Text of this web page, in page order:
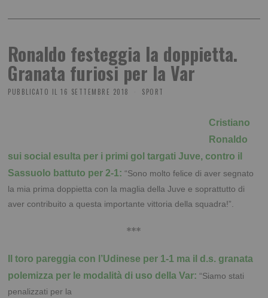
Ronaldo festeggia la doppietta.
Granata furiosi per la Var
PUBBLICATO IL 16 SETTEMBRE 2018 SPORT
Cristiano
Ronaldo
sui social esulta per i primi gol targati Juve, contro il
Sassuolo battuto per 2-1:“Sono molto felice di aver segnato
la mia prima doppietta con la maglia della Juve e soprattutto di
aver contribuito a questa importante vittoria della squadra!”.
***
Il toro pareggia con l’Udinese per 1-1 ma il d.s. granata
polemizza per le modalità di uso della Var: “Siamo stati
penalizzati per la